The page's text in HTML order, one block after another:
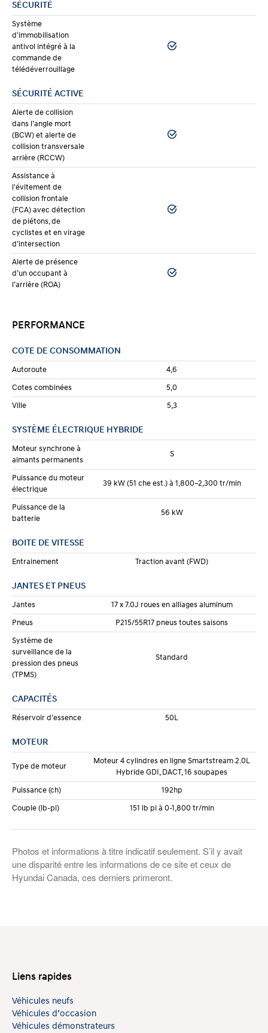
SÉCURITÉ
Système
d'immobilisation
antivol intégré à la
commande de
télédéverrouillage
SÉCURITÉ ACTIVE
Alerte de collision
dans l’angle mort
(BCW) et alerte de
collision transversale
arrière (RCCW)
Assistance à
l'évitement de
collision frontale
(FCA) avec détection
de piétons, de
cyclistes et en virage
d’intersection
Alerte de présence
d’un occupant à
l’arrière (ROA)
PERFORMANCE
COTE DE CONSOMMATION
Autoroute
4,6
Cotes combinées
5,0
Ville
5,3
SYSTÈME ÉLECTRIQUE HYBRIDE
Moteur synchrone à
aimants permanents
S
Puissance du moteur
électrique
39 kW (51 che est.) à 1,800–2,300 tr/min
Puissance de la
batterie
56 kW
BOITE DE VITESSE
Entrainement Traction avant (FWD)
JANTES ET PNEUS
Jantes
17 x 7.0J roues en alliages aluminum
Pneus
P215/55R17 pneus toutes saisons
Système de
surveillance de la
pression des pneus
(TPMS)
Standard
CAPACITÉS
Réservoir d’essence 50L
MOTEUR
Type de moteur
Moteur 4 cylindres en ligne Smartstream 2.0L
Hybride GDI, DACT, 16 soupapes
Puissance (ch)
192hp
Couple (lb-pi)
151 lb pi à 0-1,800 tr/min
Photos et informations à titre indicatif seulement. S’il y avait
une disparité entre les informations de ce site et ceux de
Hyundai Canada, ces derniers primeront.
Liens rapides
Véhicules neufs
Véhicules d’occasion
Véhicules démonstrateurs